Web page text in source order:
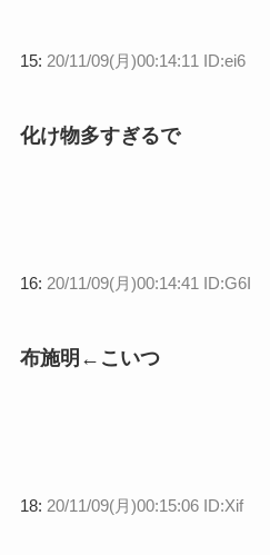
15: 20/11/09(月)00:14:11 ID:ei6
化け物多すぎるで
16: 20/11/09(月)00:14:41 ID:G6I
布施明←こいつ
18: 20/11/09(月)00:15:06 ID:Xif